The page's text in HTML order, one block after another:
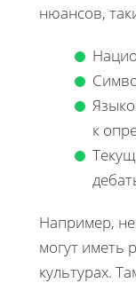
нюансов,
к
Например,
могут иметь
культурах.